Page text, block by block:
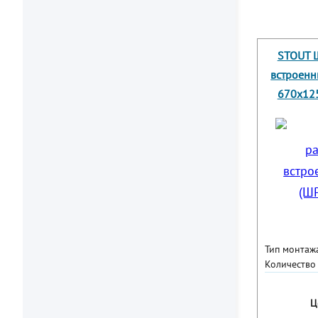
STOUT
Тип